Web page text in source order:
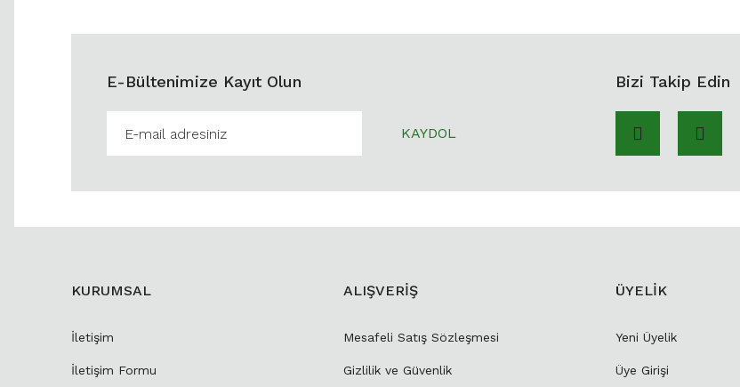
E-Bültenimize Kayıt Olun
KAYDOL
Bizi Takip Edin
KURUMSAL
İletişim
İletişim Formu
ALIŞVERİŞ
Mesafeli Satış Sözleşmesi
Gizlilik ve Güvenlik
ÜYELİK
Yeni Üyelik
Üye Girişi